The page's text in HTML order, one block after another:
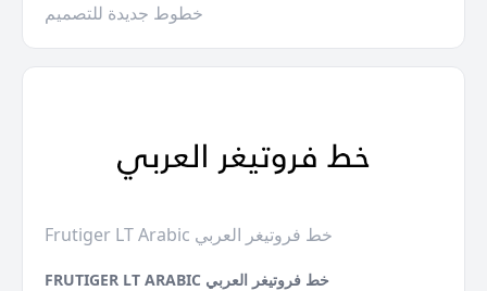
خطوط جديدة للتصميم
Frutiger LT Arabic خط فروتيغر العربي
FRUTIGER LT ARABIC خط فروتيغر العربي